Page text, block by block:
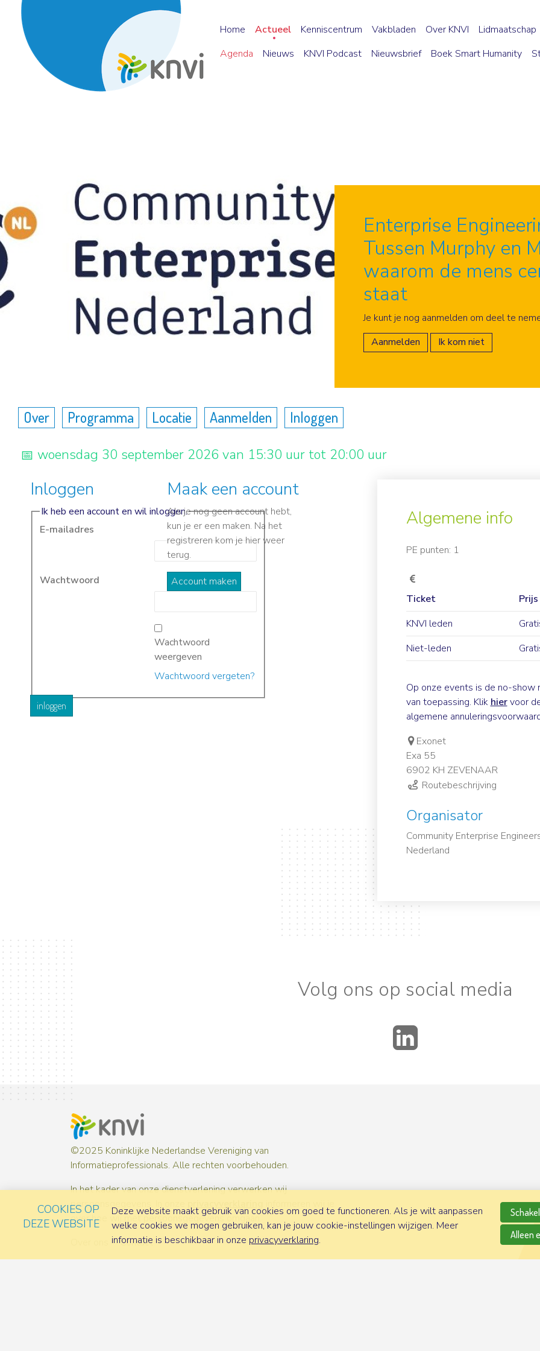
Home
Actueel
Agenda
Nieuws KNVI Podcast Nieuwsbrief Boek Smart Humanity
Kenniscentrum Vakbladen Over KNVI Lidmaatschap
Enterprise
Tussen Murphy en
waarom de mens
staat
Aanmelden
Je kunt je nog aanmelden om deel te
Aanmelden
Ik kom niet
Over Programma Locatie Aanmelden Inloggen
woensdag 30 september 2026 van 15:30 uur tot 20:00 uur
Inloggen
Ik heb een account en wil inloggen.
E-mailadres
Wachtwoord
Wachtwoord
weergeven
Wachtwoord vergeten?
inloggen
Maak een account
Als je nog geen account hebt,
kun je er een maken. Na het
registreren kom je hier weer
terug.
Account maken
Algemene info
PE punten: 1
Ticket
Prijs
KNVI leden
Niet-leden
Op onze events is de no-show
van toepassing. Klik hiervoor
algemene
Exonet
Exa 55
6902 KH ZEVENAAR
Routebeschrijving
Organisator
Community Enterprise
Nederland
Volg ons op social media
©2025 Koninklijke Nederlandse Vereniging van
Informatieprofessionals. Alle rechten voorbehouden.
In het kader van onze dienstverlening verwerken wij
persoonsgegevens. In onze
over hoe wij met persoonsgegevens omgaan.
Contact
COOKIES OP
DEZE WEBSITE
Deze website maakt gebruik van cookies om goed te functioneren. Als je wilt aanpassen
welke cookies we mogen gebruiken, kan je jouw cookie-instellingen wijzigen. Meer
informatie is beschikbaar in onze privacyverklaring.
Alleen